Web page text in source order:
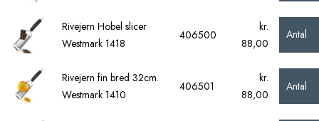
Rivejern Hobel slicer
Westmark 1418
406500
kr.
88,00
Antal
Rivejern fin bred 32cm.
Westmark 1410
406501
kr.
88,00
Antal